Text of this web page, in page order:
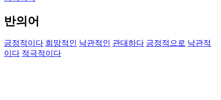
반의어
긍정적이다 희망적인 낙관적인 관대하다 긍정적으로 낙관적
이다 적극적이다